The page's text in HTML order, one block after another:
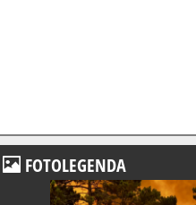
FOTOLEGENDA